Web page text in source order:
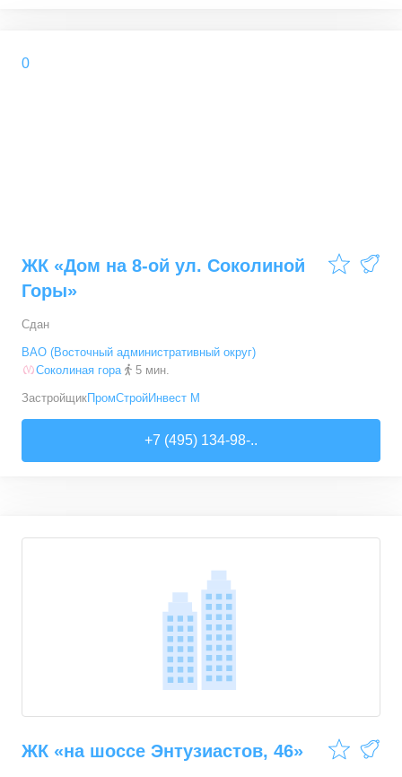
0
ЖК «Дом на 8-ой ул. Соколиной
Горы»
Сдан
ВАО (Восточный административный округ)
Соколиная гора
5 мин.
ЗастройщикПромСтройИнвест М
+7 (495) 134-98-..
ЖК «на шоссе Энтузиастов, 46»